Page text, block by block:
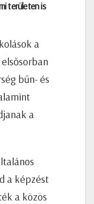
területen is
a
bűn- és
a
a képzést
a közös